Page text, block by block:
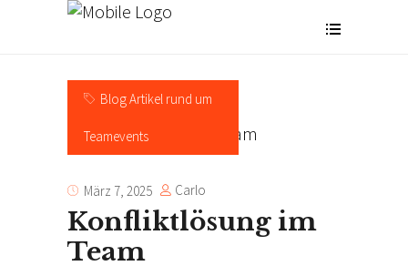
Blog Artikel rund um
Teamevents
März 7, 2025 Carlo
Konfliktlösung im
Team